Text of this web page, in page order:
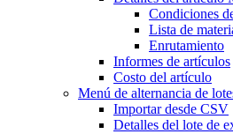
Condiciones
Lista de
Enrutamiento
Informes de artículos
Costo del artículo
Menú de alternancia de
Importar desde CSV
Detalles del lote de